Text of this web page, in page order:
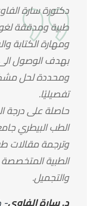
دكتورة سارة
طبية ومدققة
ومهارة الكتابة
بهدف الوصول
ومحددة لحل
تفصيليًا.
حاصلة على درجة
الطب البيطري
وترجمة مقالات
الطبية
والتجميل.
د. سارة الفاوي-